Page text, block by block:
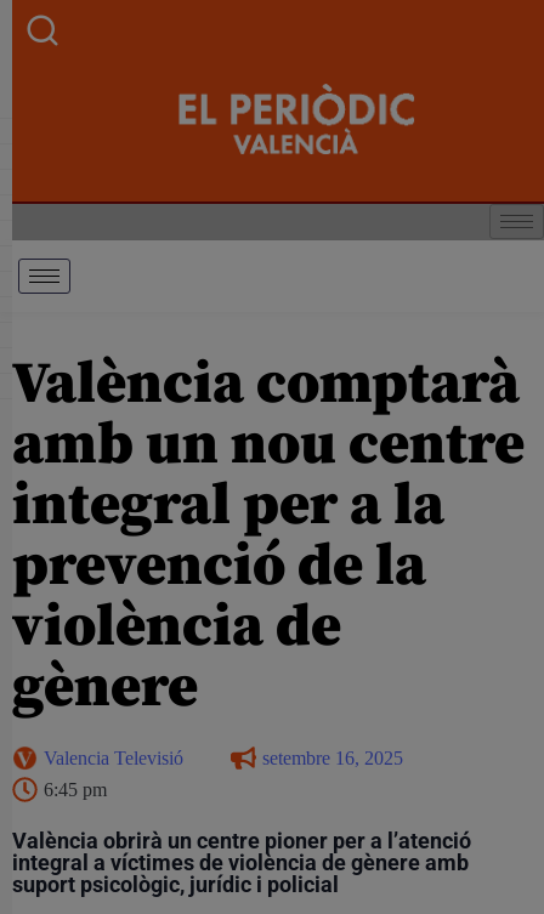
València comptarà
amb un nou centre
integral per a la
prevenció de la
violència de
gènere
Valencia Televisió
setembre 16, 2025
6:45 pm
València obrirà un centre pioner per a l’atenció
integral a víctimes de violència de gènere amb
suport psicològic, jurídic i policial